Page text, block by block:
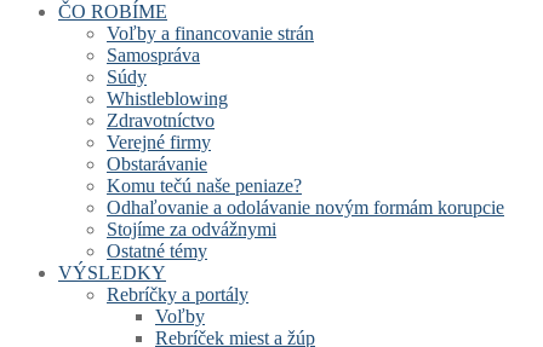
ČO ROBÍME
Voľby a financovanie strán
Samospráva
Súdy
Whistleblowing
Zdravotníctvo
Verejné firmy
Obstarávanie
Komu tečú naše peniaze?
Odhaľovanie a odolávanie novým formám korupcie
Stojíme za odvážnymi
Ostatné témy
VÝSLEDKY
Rebríčky a portály
Voľby
Rebríček miest a žúp